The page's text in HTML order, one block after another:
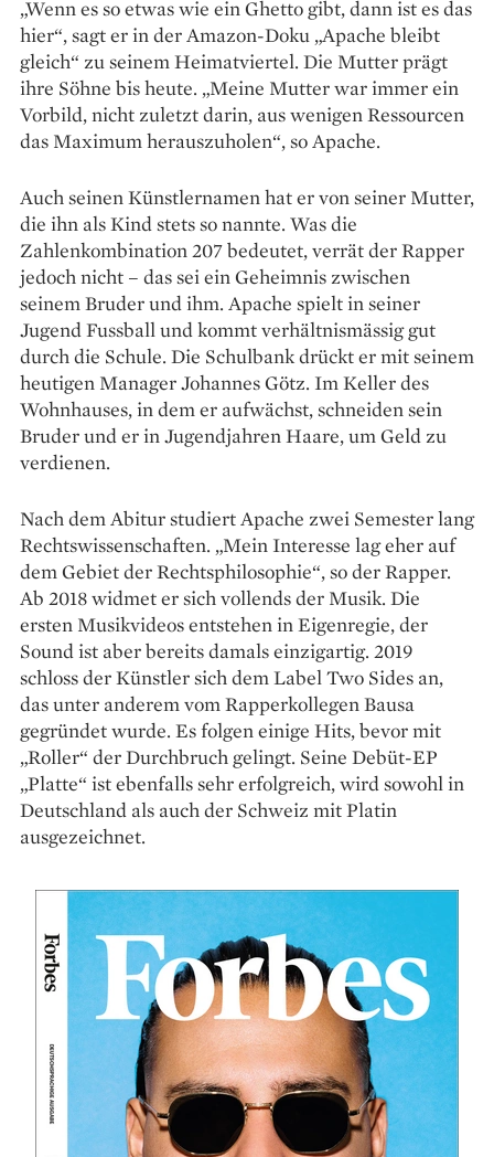
„Wenn es so etwas wie ein Ghetto gibt, dann ist es das
hier“, sagt er in der Amazon-Doku „Apache bleibt
gleich“ zu seinem Heimatviertel. Die Mutter prägt
ihre Söhne bis heute. „Meine Mutter war immer ein
Vorbild, nicht zuletzt darin, aus wenigen Ressourcen
das Maximum herauszuholen“, so Apache.
Auch seinen Künstlernamen hat er von seiner Mutter,
die ihn als Kind stets so nannte. Was die
Zahlenkombination 207 bedeutet, verrät der Rapper
jedoch nicht – das sei ein Geheimnis zwischen
seinem Bruder und ihm. Apache spielt in seiner
Jugend Fussball und kommt verhältnismässig gut
durch die Schule. Die Schulbank drückt er mit seinem
heutigen Manager Johannes Götz. Im Keller des
Wohnhauses, in dem er aufwächst, schneiden sein
Bruder und er in Jugendjahren Haare, um Geld zu
verdienen.
Nach dem Abitur studiert Apache zwei Semester lang
Rechtswissenschaften. „Mein Interesse lag eher auf
dem Gebiet der Rechts­philosophie“, so der Rapper.
Ab 2018 widmet er sich vollends der Musik. Die
ersten Musikvideos entstehen in Eigenregie, der
Sound ist aber bereits damals einzigartig. 2019
schloss der Künstler sich dem Label Two Sides an,
das unter anderem vom Rapperkollegen Bausa
gegründet wurde. Es folgen einige Hits, bevor mit
„Roller“ der Durchbruch gelingt. Seine Debüt-EP
„Platte“ ist ebenfalls sehr erfolgreich, wird sowohl in
Deutschland als auch der Schweiz mit Platin
ausgezeichnet.